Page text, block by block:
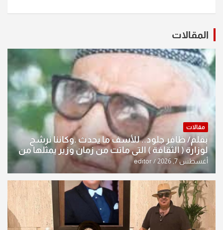
المقالات
مقالات
بقلم/ ظافر جلود.. للأسف ما يحدث .وكاننا نرشح
لوزارة ( الثقافة ) التي ماتت من زمان وزير يمثلها من
النخبة والإرث العظيم للثقافة العراقية..
أغسطس 7, 2026 editor